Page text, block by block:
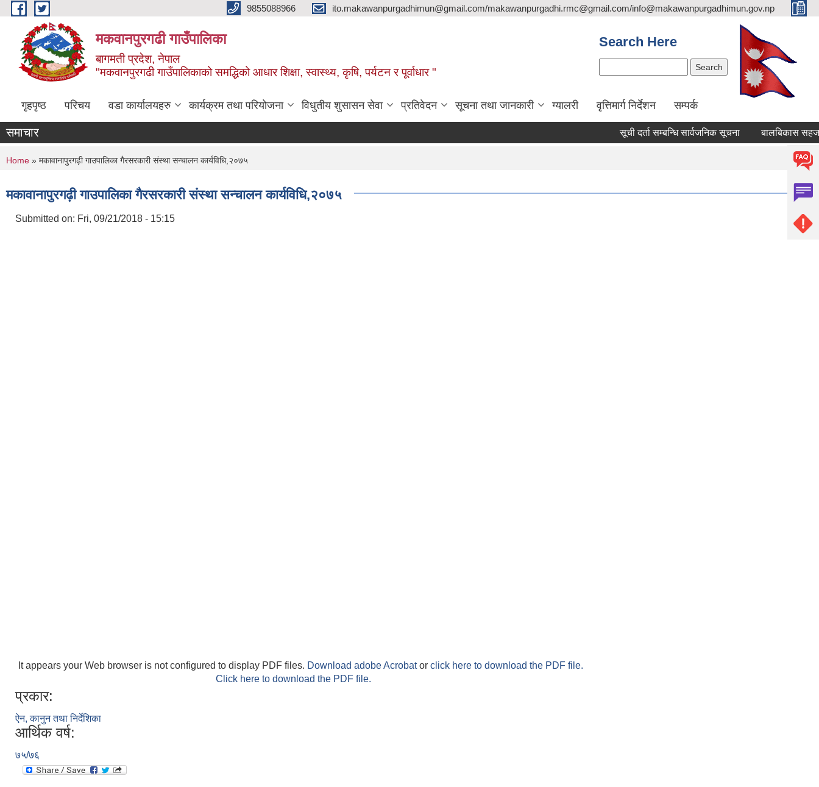
Skip to main content 9855088966 ito.makawanpurgadhimun@gmail.com/makawanpurgadhi.rmc@gmail.com/info@makawanpurgadhimun.gov.np
मकवानपुरगढी गाउँपालिका
बागमती प्रदेश, नेपाल
"मकवानपुरगढी गाउँपालिकाको समद्धिको आधार शिक्षा, स्‍वास्‍थ्‍य, कृषि, पर्यटन र पूर्वाधार "
Search Here
गृहपृष्ठ परिचय वडा कार्यालयहरु कार्यक्रम तथा परियोजना विधुतीय शुसासन सेवा प्रतिवेदन सूचना तथा जानकारी ग्यालरी वृत्तिमार्ग निर्देशन सम्पर्क
समाचार सूची दर्ता सम्बन्धि सार्वजनिक सूचना बालबिकास सहजकर्ता
You are here
Home » मकावानापुरगढ़ी गाउपालिका गैरसरकारी संस्था सन्चालन कार्यविधि,२०७५
मकावानापुरगढ़ी गाउपालिका गैरसरकारी संस्था सन्चालन कार्यविधि,२०७५
Submitted on: Fri, 09/21/2018 - 15:15
It appears your Web browser is not configured to display PDF files. Download adobe Acrobator click here to download the PDF file.
Click here to download the PDF file.
प्रकार:
ऐन, कानुन तथा निर्देशिका
आर्थिक वर्ष:
७५/७६